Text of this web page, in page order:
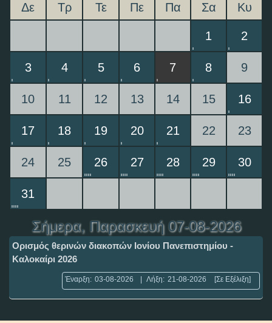
Δε Τρ Τε Πε Πα Σα Κυ
1 2
3 4 5 6 7 8 9
10 11 12 13 14 15 16
17 18 19 20 21 22 23
24 25 26 27 28 29 30
31
Σήμερα, Παρασκευή 07-08-2026
Ορισμός θερινών διακοπών Ιονίου Πανεπιστημίου -
Καλοκαίρι 2026
Έναρξη: 03-08-2026 Λήξη: 21-08-2026 [Σε Εξέλιξη]